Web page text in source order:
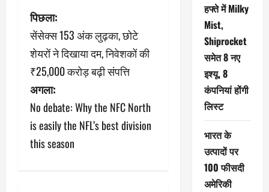
पो
स्ट
ने
वि
गे
श
पिछला:
सेंसेक्स 153 अंक लुढ़का, छोटे
शेयरों ने दिखाया दम, निवेशकों की
₹25,000 करोड़ बढ़ी संपत्ति
अगला:
No debate: Why the NFC North
is easily the NFL’s best division
this season
हफ्ते में Milky
Mist,
Shiprocket
समेत 8 नए
इश्यू, 8
कंपनियां होंगी
लिस्ट
भारत के
उत्पादों पर
100 फीसदी
अमेरिकी